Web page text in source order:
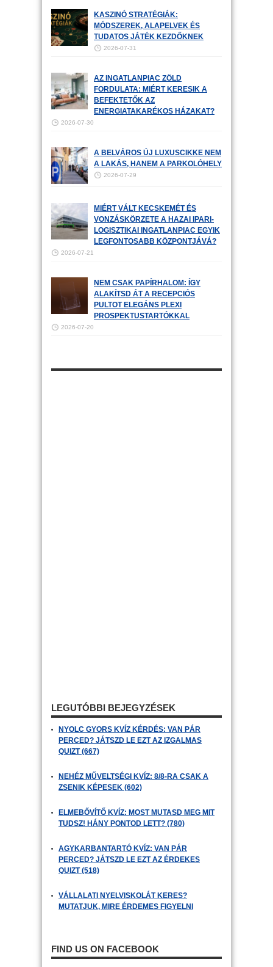
KASZINÓ STRATÉGIÁK:
MÓDSZEREK, ALAPELVEK ÉS
TUDATOS JÁTÉK KEZDŐKNEK
2026-07-31
AZ INGATLANPIAC ZÖLD
FORDULATA: MIÉRT KERESIK A
BEFEKTETŐK AZ
ENERGIATAKARÉKOS HÁZAKAT?
2026-07-30
A BELVÁROS ÚJ LUXUSCIKKE NEM
A LAKÁS, HANEM A PARKOLÓHELY
2026-07-29
MIÉRT VÁLT KECSKEMÉT ÉS
VONZÁSKÖRZETE A HAZAI IPARI-
LOGISZTIKAI INGATLANPIAC EGYIK
LEGFONTOSABB KÖZPONTJÁVÁ?
2026-07-21
NEM CSAK PAPÍRHALOM: ÍGY
ALAKÍTSD ÁT A RECEPCIÓS
PULTOT ELEGÁNS PLEXI
PROSPEKTUSTARTÓKKAL
2026-07-20
LEGUTÓBBI BEJEGYZÉSEK
NYOLC GYORS KVÍZ KÉRDÉS: VAN PÁR
PERCED? JÁTSZD LE EZT AZ IZGALMAS
QUIZT (667)
NEHÉZ MŰVELTSÉGI KVÍZ: 8/8-RA CSAK A
ZSENIK KÉPESEK (602)
ELMEBŐVÍTŐ KVÍZ: MOST MUTASD MEG MIT
TUDSZ! HÁNY PONTOD LETT? (780)
AGYKARBANTARTÓ KVÍZ: VAN PÁR
PERCED? JÁTSZD LE EZT AZ ÉRDEKES
QUIZT (518)
VÁLLALATI NYELVISKOLÁT KERES?
MUTATJUK, MIRE ÉRDEMES FIGYELNI
FIND US ON FACEBOOK